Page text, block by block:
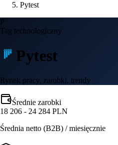
Pytest
P
Tag technologiczny
Pytest
Rynek pracy, zarobki, trendy
Średnie zarobki
18 206 - 24 284 PLN
Średnia netto (B2B) / miesięcznie